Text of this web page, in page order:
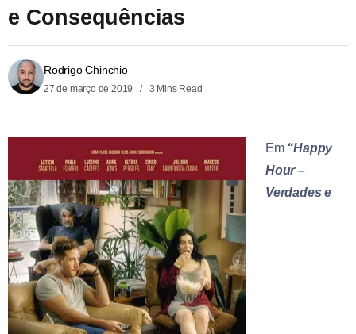
e Consequências
Rodrigo Chinchio
27 de março de 2019 3 Mins Read
Em “Happy
Hour –
Verdades e